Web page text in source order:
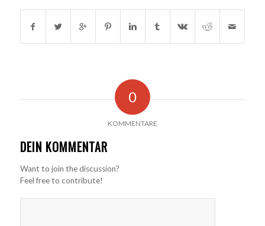
0
KOMMENTARE
DEIN KOMMENTAR
Want to join the discussion?
Feel free to contribute!